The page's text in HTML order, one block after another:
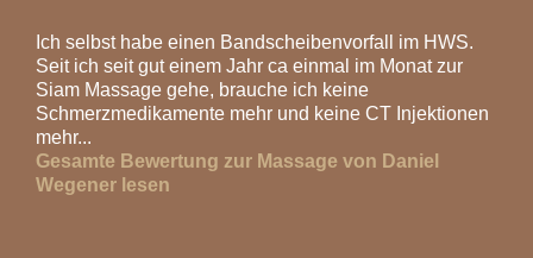
Ich selbst habe einen Bandscheibenvorfall im HWS.
Seit ich seit gut einem Jahr ca einmal im Monat zur
Siam Massage gehe, brauche ich keine
Schmerzmedikamente mehr und keine CT Injektionen
mehr...
Gesamte Bewertung zur Massage von Daniel
Wegener lesen